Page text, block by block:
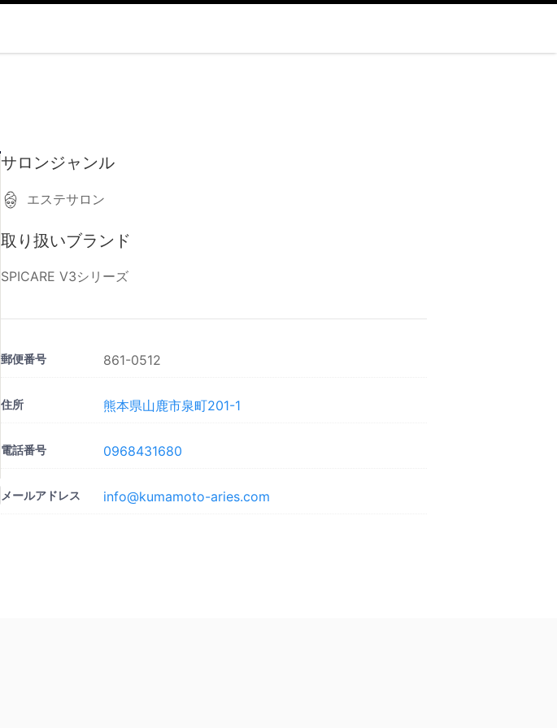
サロンジャンル
エステサロン
取り扱いブランド
SPICARE V3シリーズ
郵便番号 861-0512
住所 熊本県山鹿市泉町201-1
電話番号 0968431680
メールアドレス info@kumamoto-aries.com